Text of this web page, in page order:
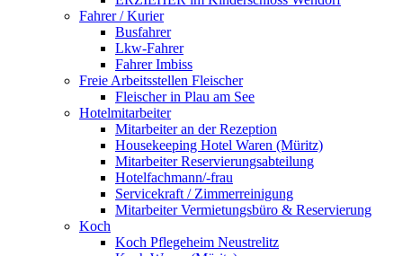
Fahrer / Kurier
Busfahrer
Lkw-Fahrer
Fahrer Imbiss
Freie Arbeitsstellen Fleischer
Fleischer in Plau am See
Hotelmitarbeiter
Mitarbeiter an der Rezeption
Housekeeping Hotel Waren (Müritz)
Mitarbeiter Reservierungsabteilung
Hotelfachmann/-frau
Servicekraft / Zimmerreinigung
Mitarbeiter Vermietungsbüro & Reservierung
Koch
Koch Pflegeheim Neustrelitz